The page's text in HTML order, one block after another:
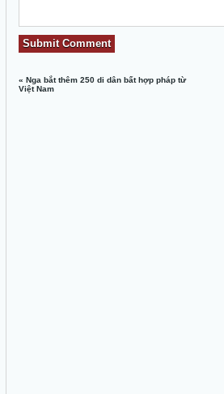
«Nga bắt thêm 250 di dân bất hợp pháp từ
Việt Nam